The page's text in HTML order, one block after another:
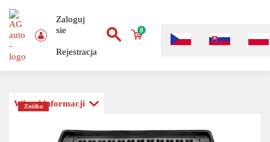
Zaloguj
sie
Rejestracja
0
Więcej informacji
Zniżka